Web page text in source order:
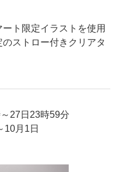
ト限定イラストを使用
ストロー付きクリアタ
27日23時59分
10月1日